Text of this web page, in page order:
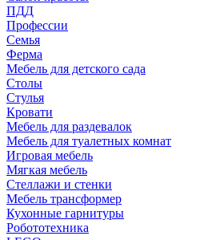
ПДД
Профессии
Семья
Ферма
Мебель для детского сада
Столы
Cтулья
Кровати
Мебель для раздевалок
Мебель для туалетных комнат
Игровая мебель
Мягкая мебель
Стеллажи и стенки
Мебель трансформер
Кухонные гарнитуры
Робототехника